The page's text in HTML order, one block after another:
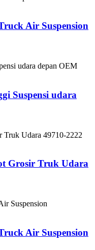
Air Suspension
Suspensi udara
Grosir Truk Udara
Air Suspension